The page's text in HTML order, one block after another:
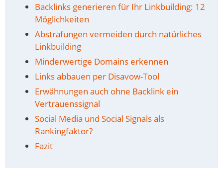
Backlinks generieren für Ihr Linkbuilding: 12
Möglichkeiten
Abstrafungen vermeiden durch natürliches
Linkbuilding
Minderwertige Domains erkennen
Links abbauen per Disavow-Tool
Erwähnungen auch ohne Backlink ein
Vertrauenssignal
Social Media und Social Signals als
Rankingfaktor?
Fazit